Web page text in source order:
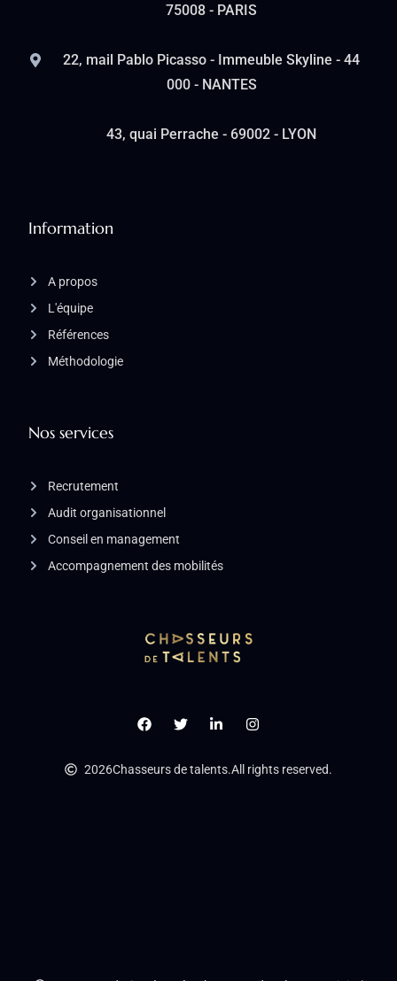
2026Chasseurs de talents.All rights reserved.
Nos services
Recrutement
Audit organisationnel
Conseil en management
Accompagnement des mobilités
Information
A propos
L'équipe
Références
Méthodologie
75008 - PARIS
22, mail Pablo Picasso - Immeuble Skyline - 44
000 - NANTES
43, quai Perrache - 69002 - LYON